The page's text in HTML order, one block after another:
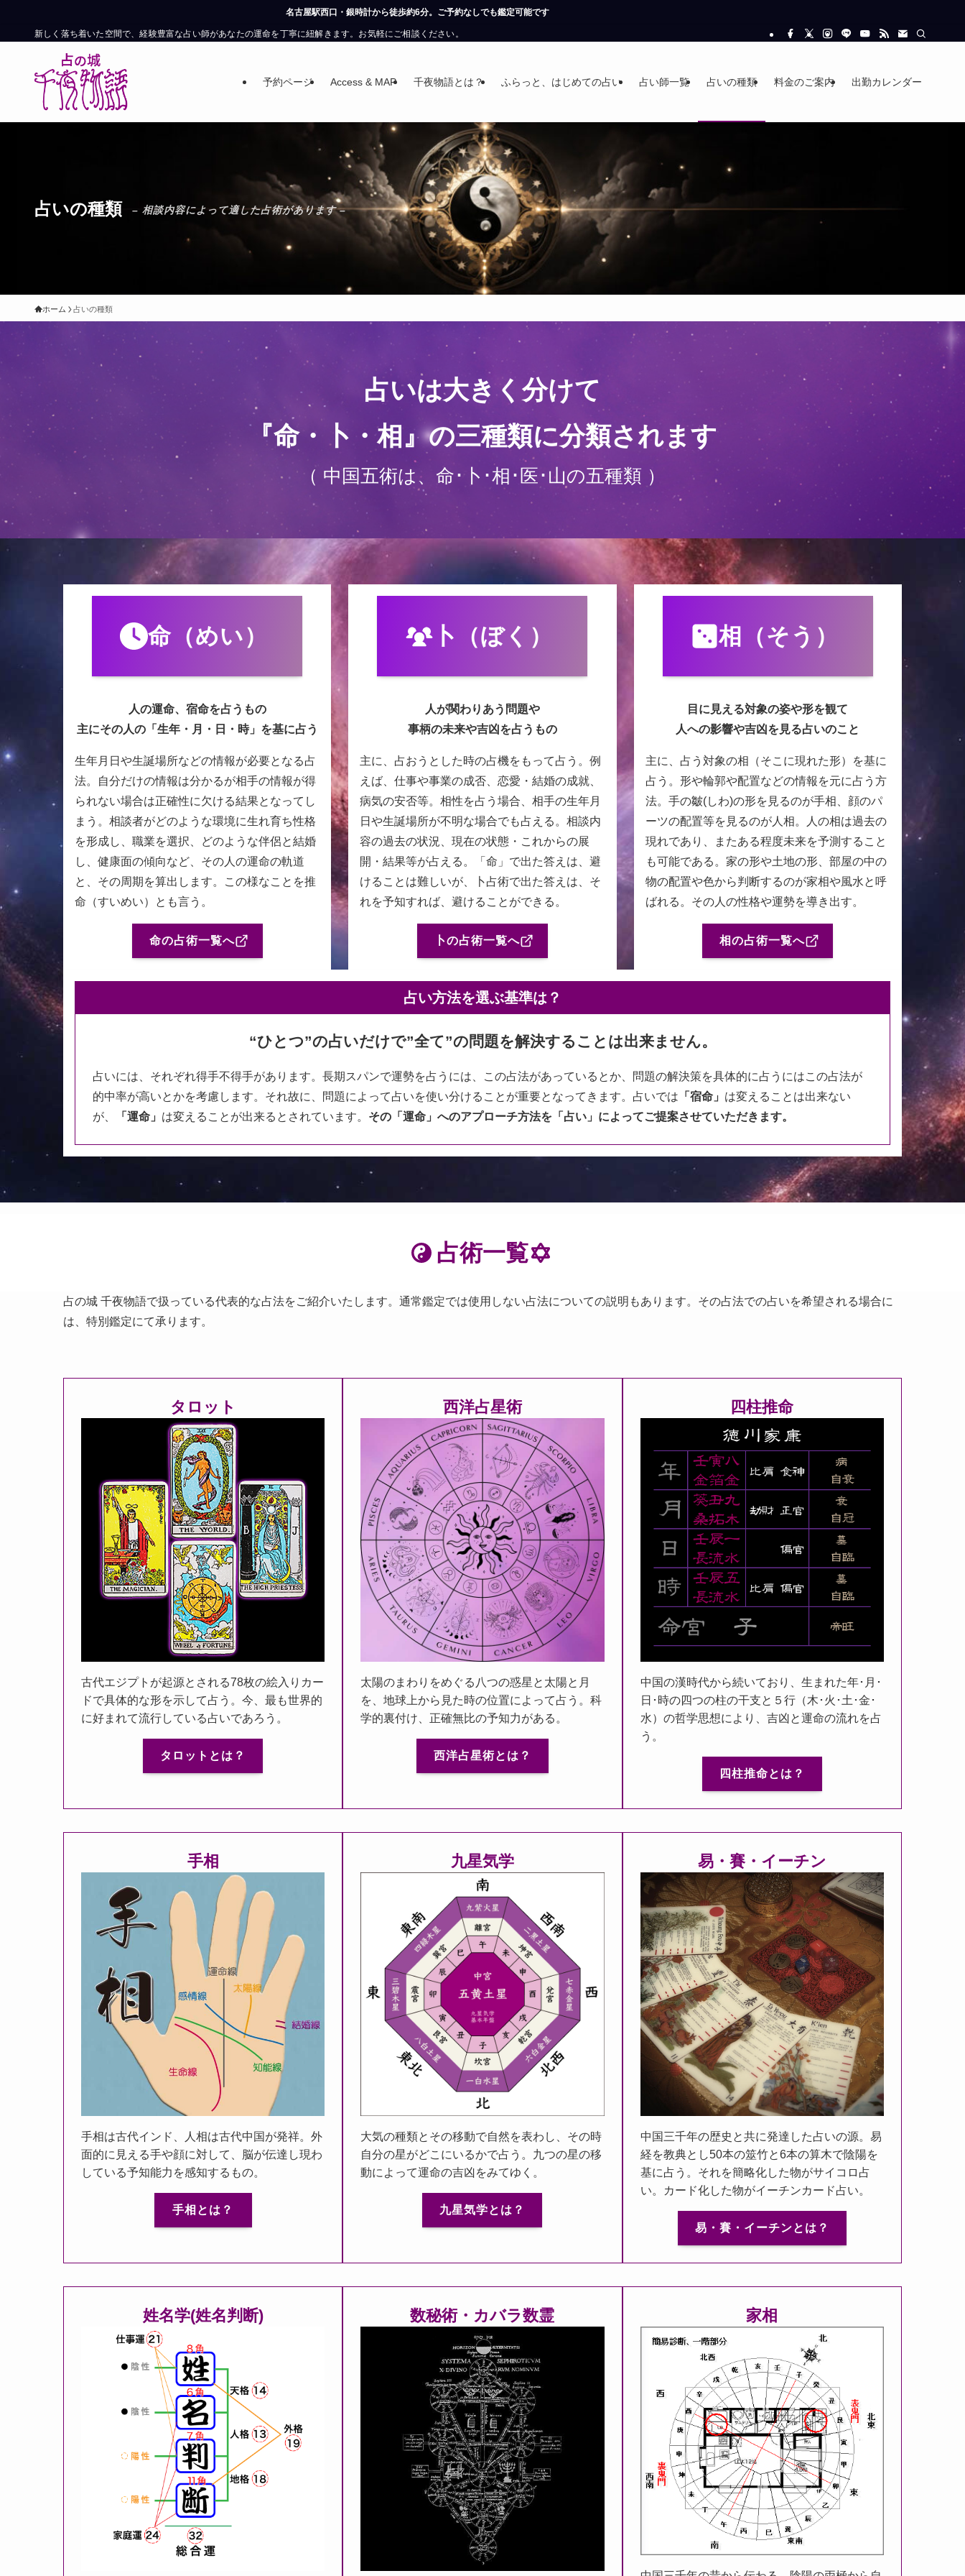
名古屋駅西口・銀時計から徒歩約6分。ご予約なしでも鑑定可能です
新しく落ち着いた空間で、経験豊富な占い師があなたの運命を丁寧に紐解きます。お気軽にご相談ください。
予約ページ Access & MAP 千夜物語とは？ ふらっと、はじめての占い 占い師一覧 占いの種類 料金のご案内 出勤カレンダー
占いの種類 – 相談内容によって適した占術があります –
ホーム 占いの種類
占いは大きく分けて
『命・卜・相』の三種類に分類されます
（ 中国五術は、命･卜･相･医･山の五種類 ）
命（めい）
人の運命、宿命を占うもの
主にその人の「生年・月・日・時」を基に占う
生年月日や生誕場所などの情報が必要となる占
法。自分だけの情報は分かるが相手の情報が得
られない場合は正確性に欠ける結果となってし
まう。相談者がどのような環境に生れ育ち性格
を形成し、職業を選択、どのような伴侶と結婚
し、健康面の傾向など、その人の運命の軌道
と、その周期を算出します。この様なことを推
命（すいめい）とも言う。
命の占術一覧へ
卜（ぼく）
人が関わりあう問題や
事柄の未来や吉凶を占うもの
主に、占おうとした時の占機をもって占う。例
えば、仕事や事業の成否、恋愛・結婚の成就、
病気の安否等。相性を占う場合、相手の生年月
日や生誕場所が不明な場合でも占える。相談内
容の過去の状況、現在の状態・これからの展
開・結果等が占える。「命」で出た答えは、避
けることは難しいが、卜占術で出た答えは、そ
れを予知すれば、避けることができる。
卜の占術一覧へ
相（そう）
目に見える対象の姿や形を観て
人への影響や吉凶を見る占いのこと
主に、占う対象の相（そこに現れた形）を基に
占う。形や輪郭や配置などの情報を元に占う方
法。手の皺(しわ)の形を見るのが手相、顔のパ
ーツの配置等を見るのが人相。人の相は過去の
現れであり、またある程度未来を予測すること
も可能である。家の形や土地の形、部屋の中の
物の配置や色から判断するのが家相や風水と呼
ばれる。その人の性格や運勢を導き出す。
相の占術一覧へ
占い方法を選ぶ基準は？
“ひとつ”の占いだけで”全て”の問題を解決することは出来ません。
占いには、それぞれ得手不得手があります。長期スパンで運勢を占うには、この占法があっているとか、問題の解決策を具体的に占うにはこの占法が
的中率が高いとかを考慮します。それ故に、問題によって占いを使い分けることが重要となってきます。占いでは 「宿命」 は変えることは出来ない
が、
「運命」 は変えることが出来るとされています。 その「運命」へのアプローチ方法を「占い」によってご提案させていただきます。
占術一覧
占の城 千夜物語で扱っている代表的な占法をご紹介いたします。通常鑑定では使用しない占法についての説明もあります。その占法での占いを希望される場合に
は、特別鑑定にて承ります。
タロット
古代エジプトが起源とされる78枚の絵入りカー
ドで具体的な形を示して占う。今、最も世界的
に好まれて流行している占いであろう。
タロットとは？
西洋占星術
太陽のまわりをめぐる八つの惑星と太陽と月
を、地球上から見た時の位置によって占う。科
学的裏付け、正確無比の予知力がある。
西洋占星術とは？
四柱推命
中国の漢時代から続いており、生まれた年･月･
日･時の四つの柱の干支と５行（木･火･土･金･
水）の哲学思想により、吉凶と運命の流れを占
う。
四柱推命とは？
手相
手相は古代インド、人相は古代中国が発祥。外
面的に見える手や顔に対して、脳が伝達し現わ
している予知能力を感知するもの。
手相とは？
九星気学
大気の種類とその移動で自然を表わし、その時
自分の星がどこにいるかで占う。九つの星の移
動によって運命の吉凶をみてゆく。
九星気学とは？
易・賽・イーチン
中国三千年の歴史と共に発達した占いの源。易
経を教典とし50本の筮竹と6本の算木で陰陽を
基に占う。それを簡略化した物がサイコロ占
い。カード化した物がイーチンカード占い。
易・賽・イーチンとは？
姓名学(姓名判断) 数秘術・カバラ数霊 家相